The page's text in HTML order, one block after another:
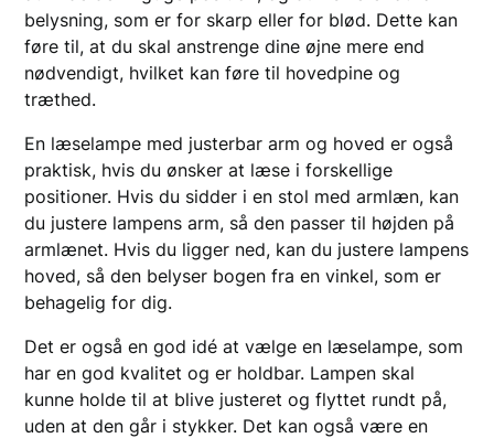
belysning, som er for skarp eller for blød. Dette kan
føre til, at du skal anstrenge dine øjne mere end
nødvendigt, hvilket kan føre til hovedpine og
træthed.
En læselampe med justerbar arm og hoved er også
praktisk, hvis du ønsker at læse i forskellige
positioner. Hvis du sidder i en stol med armlæn, kan
du justere lampens arm, så den passer til højden på
armlænet. Hvis du ligger ned, kan du justere lampens
hoved, så den belyser bogen fra en vinkel, som er
behagelig for dig.
Det er også en god idé at vælge en læselampe, som
har en god kvalitet og er holdbar. Lampen skal
kunne holde til at blive justeret og flyttet rundt på,
uden at den går i stykker. Det kan også være en